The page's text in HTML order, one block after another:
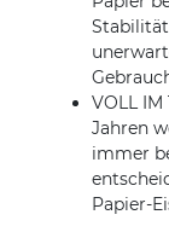
VOLL
Jahren
immer
Papier-